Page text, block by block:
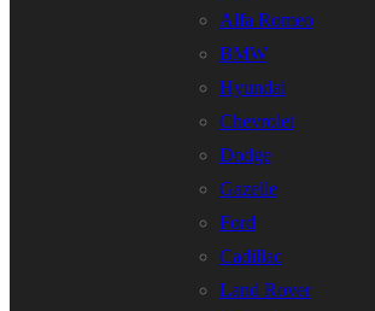
Alfa Romeo
BMW
Hyundai
Chevrolet
Dodge
Gazelle
Ford
Cadillac
Land Rover